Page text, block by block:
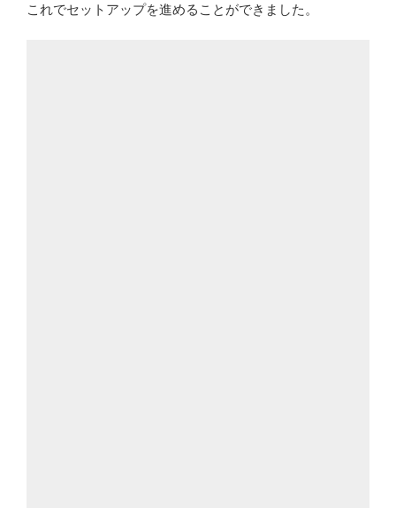
これでセットアップを進めることができました。